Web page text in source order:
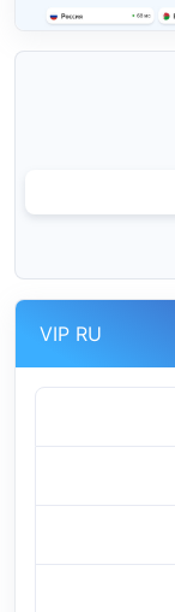
VIP RU